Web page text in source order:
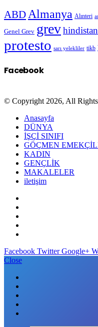
ABD Almanya Alınteri
Genel Grev grevhindistan
protesto sarı yelekliler tikb
Facebook
© Copyright 2026, All Rights
Anasayfa
DÜNYA
İŞÇİ SINIFI
GÖÇMEN
KADIN
GENÇLİK
MAKALELER
iletişim
Facebook Twitter Google+
Close